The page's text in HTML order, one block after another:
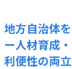
地方自治体
ー人材育成
利便性の両